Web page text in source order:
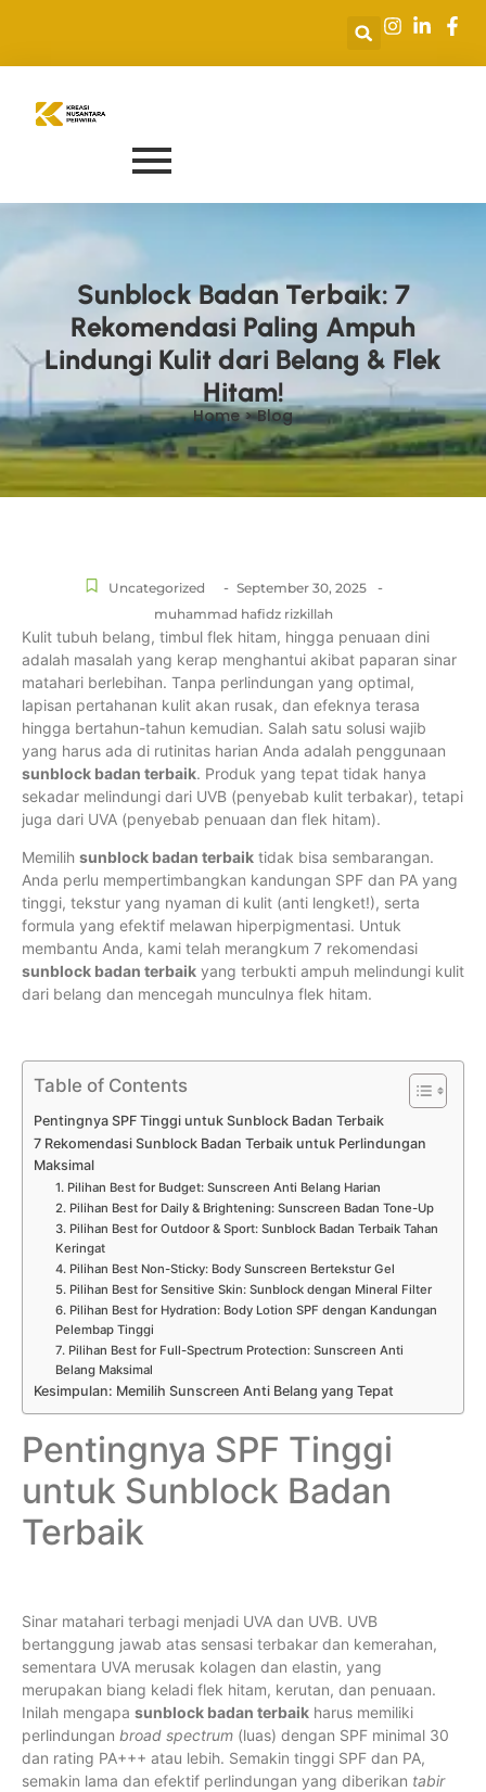
Sunblock Badan Terbaik: 7
Rekomendasi Paling Ampuh
Lindungi Kulit dari Belang & Flek
Hitam!
Home > Blog
Uncategorized - September 30, 2025 -
muhammad hafidz rizkillah
Kulit tubuh belang, timbul flek hitam, hingga penuaan dini
adalah masalah yang kerap menghantui akibat paparan sinar
matahari berlebihan. Tanpa perlindungan yang optimal,
lapisan pertahanan kulit akan rusak, dan efeknya terasa
hingga bertahun-tahun kemudian. Salah satu solusi wajib
yang harus ada di rutinitas harian Anda adalah penggunaan
sunblock badan terbaik. Produk yang tepat tidak hanya
sekadar melindungi dari UVB (penyebab kulit terbakar), tetapi
juga dari UVA (penyebab penuaan dan flek hitam).
Memilih sunblock badan terbaik tidak bisa sembarangan.
Anda perlu mempertimbangkan kandungan SPF dan PA yang
tinggi, tekstur yang nyaman di kulit (anti lengket!), serta
formula yang efektif melawan hiperpigmentasi. Untuk
membantu Anda, kami telah merangkum 7 rekomendasi
sunblock badan terbaik yang terbukti ampuh melindungi kulit
dari belang dan mencegah munculnya flek hitam.
Table of Contents
Pentingnya SPF Tinggi untuk Sunblock Badan Terbaik
7 Rekomendasi Sunblock Badan Terbaik untuk Perlindungan
Maksimal
1. Pilihan Best for Budget: Sunscreen Anti Belang Harian
2. Pilihan Best for Daily & Brightening: Sunscreen Badan Tone-Up
3. Pilihan Best for Outdoor & Sport: Sunblock Badan Terbaik Tahan
Keringat
4. Pilihan Best Non-Sticky: Body Sunscreen Bertekstur Gel
5. Pilihan Best for Sensitive Skin: Sunblock dengan Mineral Filter
6. Pilihan Best for Hydration: Body Lotion SPF dengan Kandungan
Pelembap Tinggi
7. Pilihan Best for Full-Spectrum Protection: Sunscreen Anti
Belang Maksimal
Kesimpulan: Memilih Sunscreen Anti Belang yang Tepat
Pentingnya SPF Tinggi
untuk Sunblock Badan
Terbaik
Sinar matahari terbagi menjadi UVA dan UVB. UVB
bertanggung jawab atas sensasi terbakar dan kemerahan,
sementara UVA merusak kolagen dan elastin, yang
merupakan biang keladi flek hitam, kerutan, dan penuaan.
Inilah mengapa sunblock badan terbaik harus memiliki
perlindungan broad spectrum (luas) dengan SPF minimal 30
dan rating PA+++ atau lebih. Semakin tinggi SPF dan PA,
semakin lama dan efektif perlindungan yang diberikan tabir